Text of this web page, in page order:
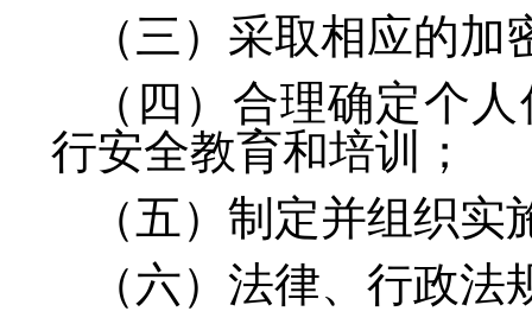
（三）采取相应的
（四）合理确定个
行安全教育和培训；
（五）制定并组织
（六）法律、行政